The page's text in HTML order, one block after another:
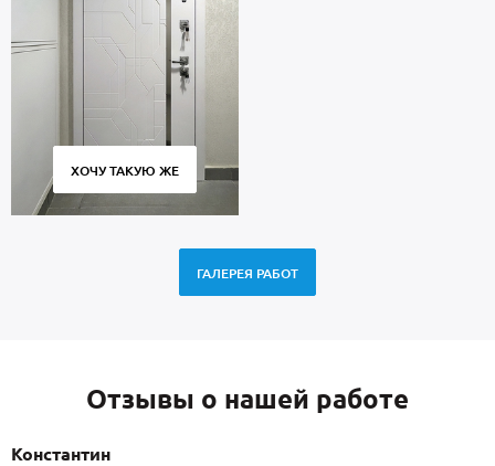
ХОЧУ ТАКУЮ ЖЕ
ГАЛЕРЕЯ РАБОТ
Отзывы о нашей работе
Константин